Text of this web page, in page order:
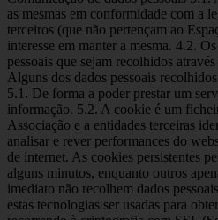
as mesmas em conformidade com a
terceiros (que não pertençam ao
interesse em manter a mesma. 4.2.
pessoais que sejam recolhidos
Alguns dos dados pessoais
5.1. De forma a poder prestar um
informação. 5.2. A cookie é um
Associação e a entidades terceiras
analisar e rever performances do
de internet. As cookies persistentes
alguns minutos, enquanto outros
imediato não recolhem dados
estas tecnologias ser usadas para